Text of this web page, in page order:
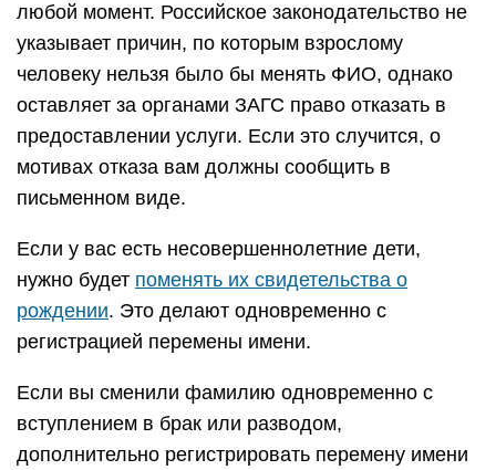
любой момент. Российское законодательство не
указывает причин, по которым взрослому
человеку нельзя было бы менять ФИО, однако
оставляет за органами ЗАГС право отказать в
предоставлении услуги. Если это случится, о
мотивах отказа вам должны сообщить в
письменном виде.
Если у вас есть несовершеннолетние дети,
нужно будет поменять их свидетельства о
рождении. Это делают одновременно с
регистрацией перемены имени.
Если вы сменили фамилию одновременно с
вступлением в брак или разводом,
дополнительно регистрировать перемену имени